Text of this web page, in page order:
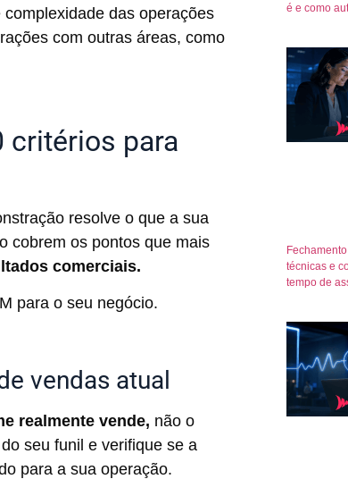
das operações
com outras áreas, como
critérios para
resolve o que a sua
cobrem os pontos que mais
comerciais.
para o seu negócio.
vendas atual
realmente vende, não o
seu funil e verifique se a
para a sua operação.
é e como
técnicas e
tempo de